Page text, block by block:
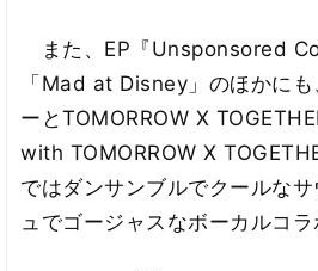
また、EP『Unsponsored
「Mad at Disney」のほかに
ーとTOMORROW X
with TOMORROW X
ではダンサンブルでクールな
ュでゴージャスなボーカルコラ